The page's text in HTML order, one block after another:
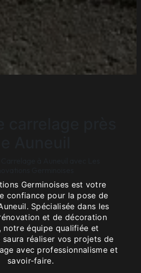
Germinoises est votre
confiance pour la pose de
Spécialisée dans les
et de décoration
notre équipe qualifiée et
saura réaliser vos projets de
avec professionnalisme et
savoir-faire.